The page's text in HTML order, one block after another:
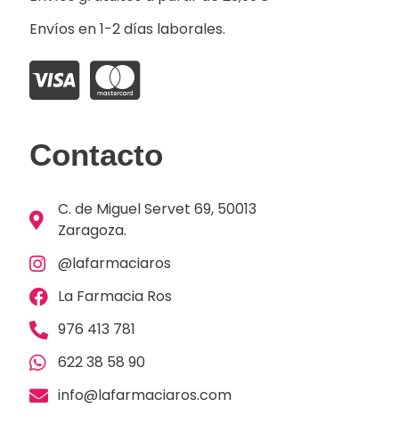
Envíos en 1-2 días laborales.
Contacto
C. de Miguel Servet 69, 50013
Zaragoza.
@lafarmaciaros
La Farmacia Ros
976 413 781
622 38 58 90
info@lafarmaciaros.com